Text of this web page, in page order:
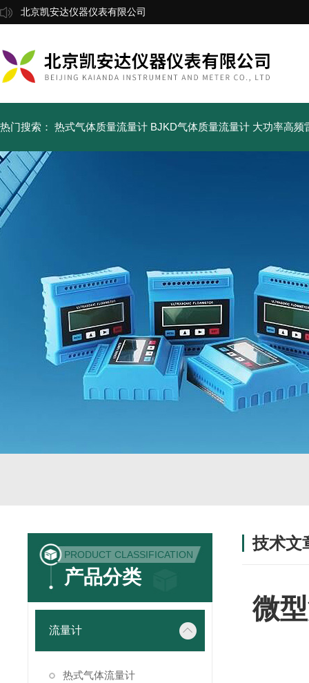
北京凯安达仪器仪表有限公司
热门搜索： 热式气体质量流量计 BJKD气体质量流量计 大功率高频
PRODUCT CLASSIFICATION
产品分类
流量计
热式气体流量计
技术文
微